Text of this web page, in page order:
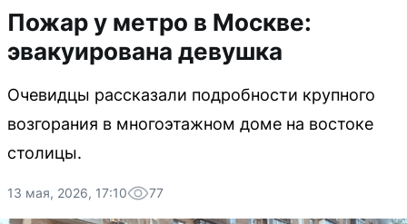
Пожар у метро в Москве:
эвакуирована девушка
Очевидцы рассказали подробности крупного
возгорания в многоэтажном доме на востоке
столицы.
13 мая, 2026, 17:10 77